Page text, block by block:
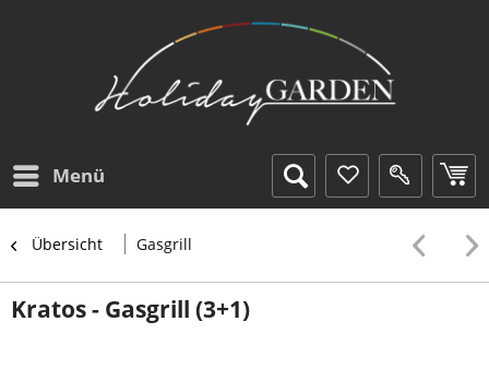
Menü
Übersicht Gasgrill
Kratos - Gasgrill (3+1)